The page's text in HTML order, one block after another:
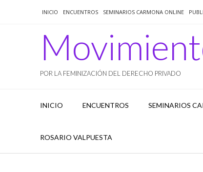
INICIO ENCUENTROS SEMINARIOS CARMONA ONLINE
POR LA FEMINIZACIÓN DEL DERECHO PRIVADO
INICIO ENCUENTROS SEMINARIOS
ROSARIO VALPUESTA